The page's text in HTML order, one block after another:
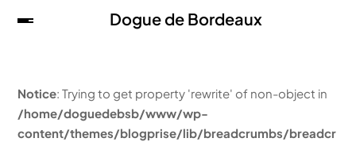
Dogue de Bordeaux
Notice: Trying to get property 'rewrite' of non-object in
/home/doguedebsb/www/wp-
content/themes/blogprise/lib/breadcrumbs/breadcr